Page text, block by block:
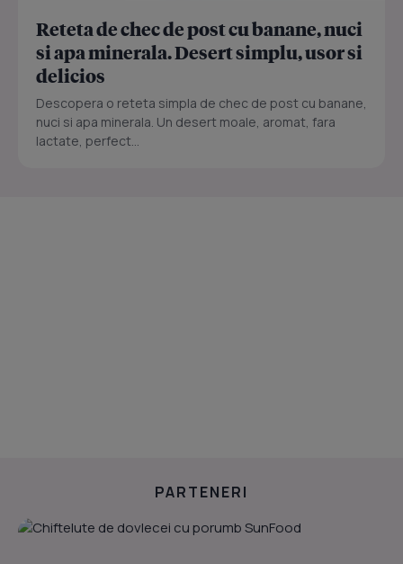
Reteta de chec de post cu banane, nuci
si apa minerala. Desert simplu, usor si
delicios
Descopera o reteta simpla de chec de post cu banane,
nuci si apa minerala. Un desert moale, aromat, fara
lactate, perfect...
PARTENERI